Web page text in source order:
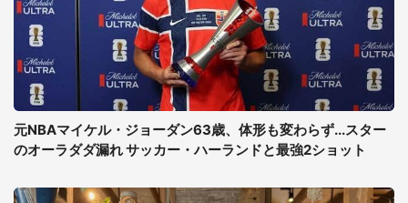
元NBAマイケル・ジョーダン63歳、体形も変わらず...スター
のオーラダダ漏れ サッカー・ハーランドと最強2ショット